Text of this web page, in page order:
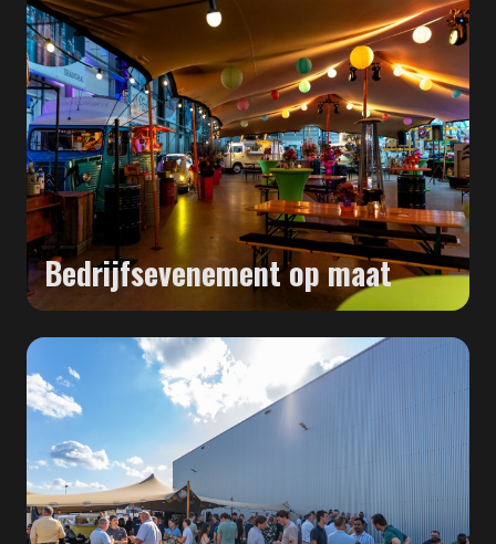
Bedrijfsevenement op maat